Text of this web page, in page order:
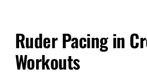
Ruder Pacing in
Workouts